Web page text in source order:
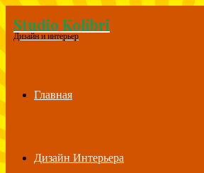
Menu
Studio Kolibri
Дизайн и интерьер
Главная
Дизайн Интерьера